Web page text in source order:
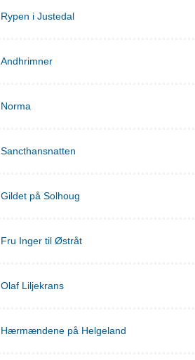
Rypen i Justedal
Andhrimner
Norma
Sancthansnatten
Gildet på Solhoug
Fru Inger til Østråt
Olaf Liljekrans
Hærmændene på Helgeland